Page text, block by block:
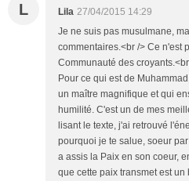
L Lila 27/04/2015 14:29
Je ne suis pas musulmane,
commentaires.<br /> Ce n'est
Communauté des
Pour ce qui est de
un maître magnifique et qui
humilité. C'est un de mes
lisant le texte, j'ai retrouvé
pourquoi je te salue, soeur
a assis la Paix en son coeur,
que cette paix transmet est